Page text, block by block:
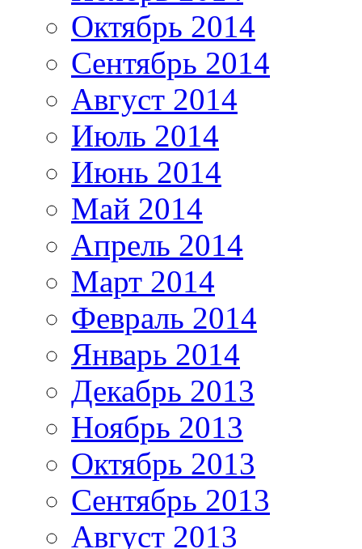
Октябрь 2014
Сентябрь 2014
Август 2014
Июль 2014
Июнь 2014
Май 2014
Апрель 2014
Март 2014
Февраль 2014
Январь 2014
Декабрь 2013
Ноябрь 2013
Октябрь 2013
Сентябрь 2013
Август 2013